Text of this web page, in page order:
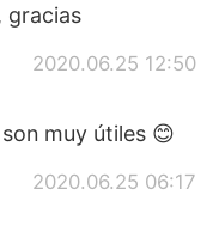
gracias
2020.06.25 12:50
muy útiles 😊
2020.06.25 06:17